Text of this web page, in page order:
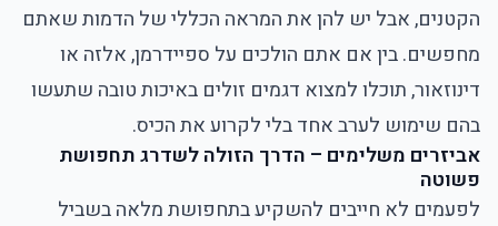
הקטנים, אבל יש להן את המראה הכללי של הדמות שאתם
מחפשים. בין אם אתם הולכים על ספיידרמן, אלזה או
דינוזאור, תוכלו למצוא דגמים זולים באיכות טובה שתעשו
בהם שימוש לערב אחד בלי לקרוע את הכיס.
אביזרים משלימים – הדרך הזולה לשדרג תחפושת
פשוטה
לפעמים לא חייבים להשקיע בתחפושת מלאה בשביל